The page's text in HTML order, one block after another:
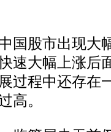
股市出现大
速大幅上涨后
过程中还存在
高。